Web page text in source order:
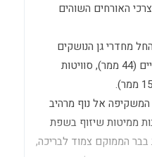
האורחים השוהים
מחדרי גן הנושקים
לשפת הבריכה, חדרי סטודיו רחבי ידיים (44 ממר), סוויטות
המשקיפה אל נוף מרהיב
ממיטות שיזוף בשפת
בבר הממוקם צמוד לבריכה,